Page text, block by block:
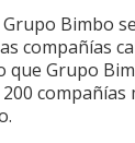
Bimbo
compañías
que Grupo
compañías